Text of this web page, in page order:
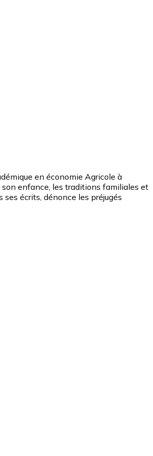
en économie Agricole à
enfance, les traditions familiales et
écrits, dénonce les préjugés